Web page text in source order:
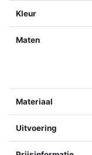
Kleur
Maten
Materiaal
Uitvoering